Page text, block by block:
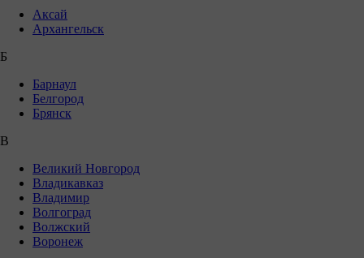
Аксай
Архангельск
Б
Барнаул
Белгород
Брянск
В
Великий Новгород
Владикавказ
Владимир
Волгоград
Волжский
Воронеж